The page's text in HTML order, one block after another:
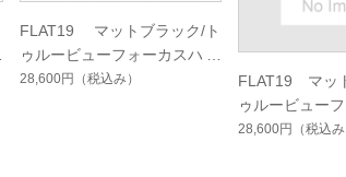
FLAT19 マットブラック/ト
ゥルービューフォーカスハー
ドマルチシングルコート
28,600円 （税込み）
FLAT19 マッ
ゥルービュー
ドマルチシング
28,600円 （税込み